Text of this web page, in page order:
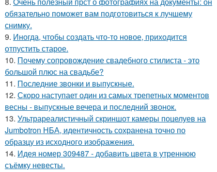
обязательно поможет вам подготовиться к лучшему
снимку.
9. Иногда, чтобы создать что-то новое, приходится
отпустить старое.
10. Почему сопровождение свадебного стилиста - это
большой плюс на свадьбе?
11. Последние звонки и выпускные.
12. Скоро наступает один из самых трепетных моментов
весны - выпускные вечера и последний звонок.
13. Ультрареалистичный скриншот камеры поцелуев на
Jumbotron НБА, идентичность сохранена точно по
образцу из исходного изображения.
14. Идея номер 309487 - добавить цвета в утреннюю
съёмку невесты.